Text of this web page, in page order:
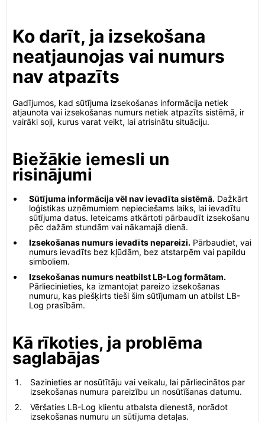
Ko darīt, ja izsekošana
neatjaunojas vai numurs
nav atpazīts
Gadījumos, kad sūtījuma izsekošanas informācija netiek
atjaunota vai izsekošanas numurs netiek atpazīts sistēmā, ir
vairāki soļi, kurus varat veikt, lai atrisinātu situāciju.
Biežākie iemesli un
risinājumi
Sūtījuma informācija vēl nav ievadīta sistēmā. Dažkārt
loģistikas uzņēmumiem nepieciešams laiks, lai ievadītu
sūtījuma datus. Ieteicams atkārtoti pārbaudīt izsekošanu
pēc dažām stundām vai nākamajā dienā.
Izsekošanas numurs ievadīts nepareizi. Pārbaudiet, vai
numurs ievadīts bez kļūdām, bez atstarpēm vai papildu
simboliem.
Izsekošanas numurs neatbilst LB-Log formātam.
Pārliecinieties, ka izmantojat pareizo izsekošanas
numuru, kas piešķirts tieši šim sūtījumam un atbilst LB-
Log prasībām.
Kā rīkoties, ja problēma
saglabājas
Sazinieties ar nosūtītāju vai veikalu, lai pārliecinātos par
izsekošanas numura pareizību un nosūtīšanas datumu.
Vēršaties LB-Log klientu atbalsta dienestā, norādot
izsekošanas numuru un sūtījuma detaļas.